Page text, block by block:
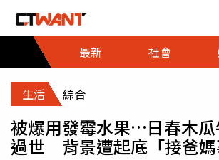
最新
社會
生活 綜合
被爆用發霉水果…日春木
過世 背景遭起底「接爸媽